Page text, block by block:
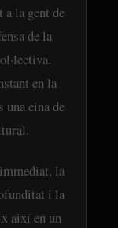
la gent de
de la
en la
una eina de
la
i la
així en un